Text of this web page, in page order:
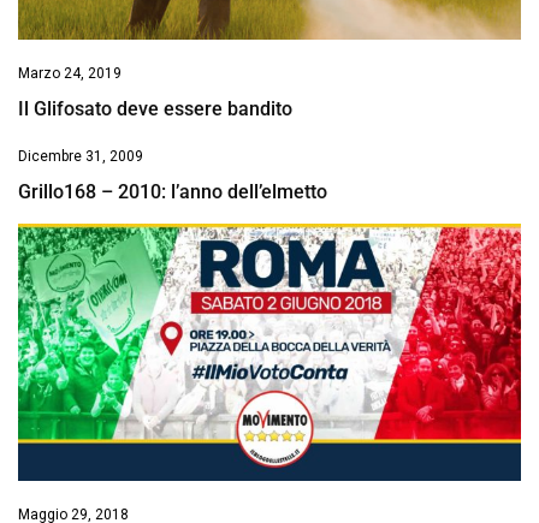
Marzo 24, 2019
Il Glifosato deve essere bandito
Dicembre 31, 2009
Grillo168 – 2010: l’anno dell’elmetto
Maggio 29, 2018